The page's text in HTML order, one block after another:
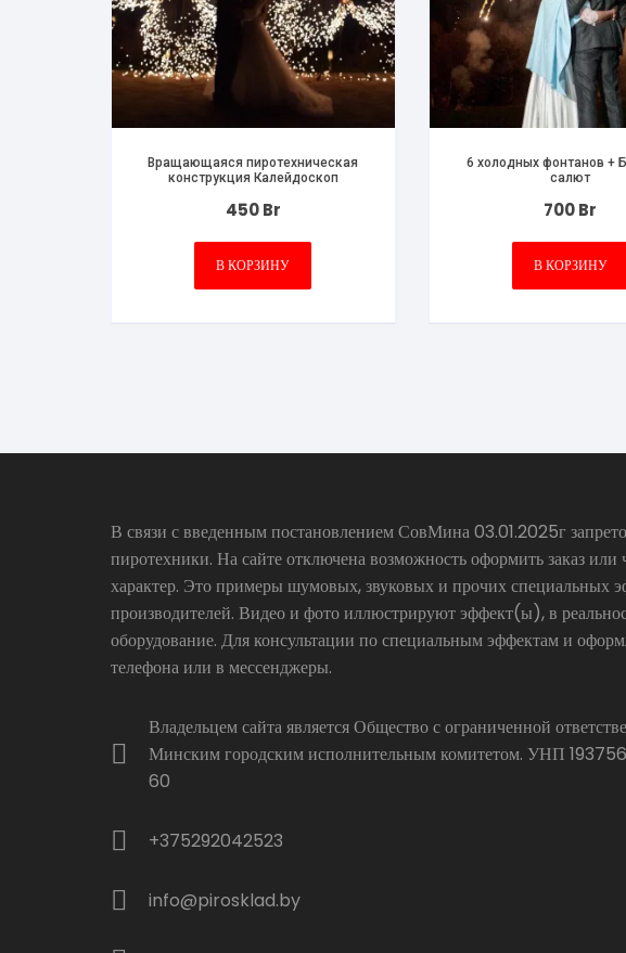
Вращающаяся пиротехническая
конструкция Калейдоскоп
450Br
В КОРЗИНУ
6 холодных фонтанов +
салют
700Br
В КОРЗИНУ
В связи с введенным постановлением СовМина 03.01.2025г
пиротехники. На сайте отключена возможность оформить заказ
характер. Это примеры шумовых, звуковых и прочих специальных
производителей. Видео и фото иллюстрируют эффект(ы), в
оборудование. Для консультации по специальным эффектам и
телефона или в мессенджеры.
Владельцем сайта является Общество с ограниченной
Минским городским исполнительным комитетом. УНП
60
+375292042523
info@pirosklad.by